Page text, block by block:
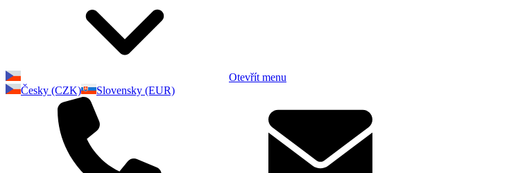
Otevřít menu
Česky (CZK)
Slovensky (EUR)